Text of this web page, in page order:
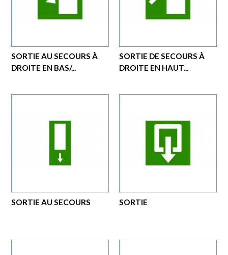
SORTIE DE SECOURS À
DROITE EN HAUT...
SORTIE AU SECOURS À
DROITE EN BAS/...
SORTIE
SORTIE AU SECOURS